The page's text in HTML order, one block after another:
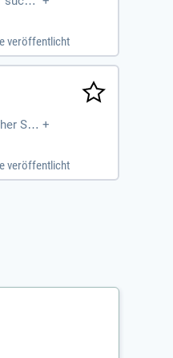
N
Zuk
veröffentlicht
Sta +
veröffentlicht